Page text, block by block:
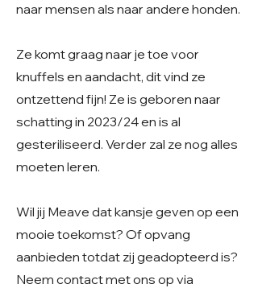
naar mensen als naar andere honden.
Ze komt graag naar je toe voor
knuffels en aandacht, dit vind ze
ontzettend fijn! Ze is geboren naar
schatting in 2023/24 en is al
gesteriliseerd. Verder zal ze nog alles
moeten leren.
Wil jij Meave dat kansje geven op een
mooie toekomst? Of opvang
aanbieden totdat zij geadopteerd is?
Neem contact met ons op via